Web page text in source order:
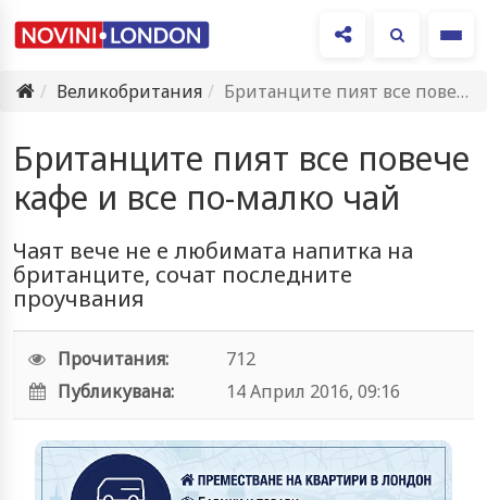
Великобритания
Британците пият все повече кафе и все по-малко чай
Британците пият все повече
кафе и все по-малко чай
Чаят вече не е любимата напитка на
британците, сочат последните
проучвания
Прочитания:
712
Публикувана:
14 Април 2016, 09:16